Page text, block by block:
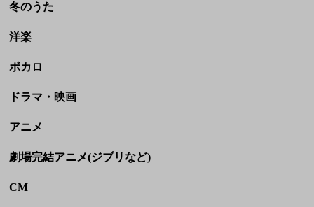
冬のうた
洋楽
ボカロ
ドラマ・映画
アニメ
劇場完結アニメ(ジブリなど)
CM